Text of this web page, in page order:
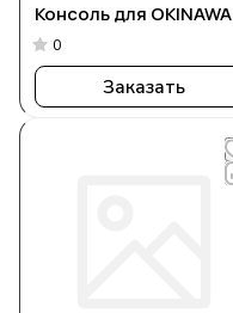
Консоль для OKINAWA
0
Заказать